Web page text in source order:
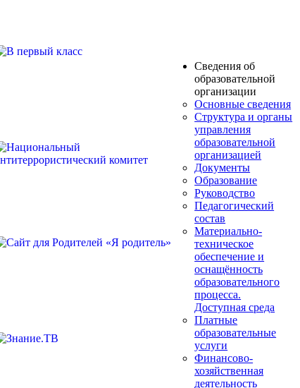
Сведения об
образовательной
организации
Основные сведения
Структура и органы
управления
образовательной
организацией
Документы
Образование
Руководство
Педагогический
состав
Материально-
техническое
обеспечение и
оснащённость
образовательного
процесса.
Доступная среда
Платные
образовательные
услуги
Финансово-
хозяйственная
деятельность